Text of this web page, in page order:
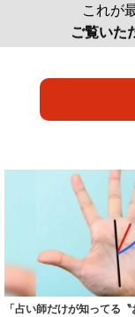
これが
ご覧いた
「占い師だけが知ってる〝